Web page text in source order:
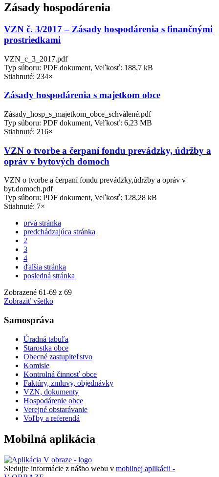
Zásady hospodárenia
VZN č. 3/2017 – Zásady hospodárenia s finančnými
prostriedkami
VZN_c_3_2017.pdf
Typ súboru: PDF dokument, Veľkosť: 188,7 kB
Stiahnuté: 234×
Zásady hospodárenia s majetkom obce
Zásady_hosp_s_majetkom_obce_schválené.pdf
Typ súboru: PDF dokument, Veľkosť: 6,23 MB
Stiahnuté: 216×
VZN o tvorbe a čerpaní fondu prevádzky, údržby a
opráv v bytových domoch
VZN o tvorbe a čerpaní fondu prevádzky,údržby a opráv v
byt.domoch.pdf
Typ súboru: PDF dokument, Veľkosť: 128,28 kB
Stiahnuté: 7×
prvá stránka
predchádzajúca stránka
2
3
4
ďalšia stránka
posledná stránka
Zobrazené 61-69 z 69
Zobraziť všetko
Samospráva
Úradná tabuľa
Starostka obce
Obecné zastupiteľstvo
Komisie
Kontrolná činnosť obce
Faktúry, zmluvy, objednávky
VZN, dokumenty
Hospodárenie obce
Verejné obstarávanie
Voľby a referendá
Mobilná aplikácia
Sledujte informácie z nášho webu v mobilnej aplikácii -